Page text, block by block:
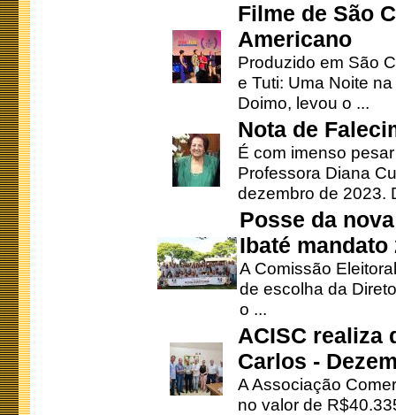
Filme de São
Americano
Produzido em São
e Tuti: Uma Noite
Doimo, levou o ...
Nota de
É com imenso
Professora Diana
dezembro de 2023.
Posse da
Ibaté mandato
A Comissão
de escolha da
o ...
ACISC realiza
Carlos -
A Associação
no valor de